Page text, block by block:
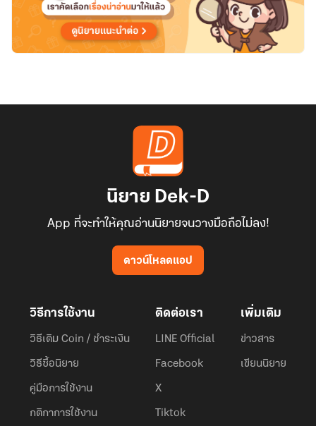
นิยาย Dek-D
App ที่จะทำให้คุณอ่านนิยายจนวางมือถือไม่ลง!
ดาวน์โหลดแอป
วิธีการใช้งาน
วิธีเติม Coin / ชำระเงิน
วิธีซื้อนิยาย
คู่มือการใช้งาน
กติกาการใช้งาน
ติดต่อเรา
LINE Official
Facebook
X
Tiktok
เพิ่มเติม
ข่าวสาร
เขียนนิยาย